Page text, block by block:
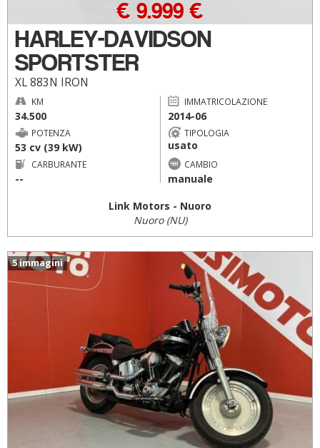
HARLEY-DAVIDSON
SPORTSTER
XL 883N IRON
€ 9.999 €
KM
34.500
IMMATRICOLAZIONE
2014-06
POTENZA
53 cv (39 kW)
TIPOLOGIA
usato
CARBURANTE
--
CAMBIO
manuale
Link Motors - Nuoro
Nuoro (NU)
5 immagini